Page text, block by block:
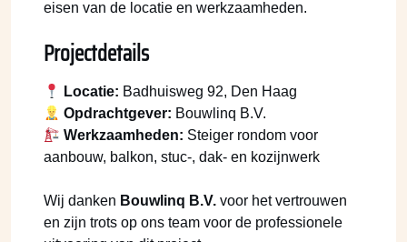
eisen van de locatie en werkzaamheden.
Projectdetails
Locatie: Badhuisweg 92, Den Haag
Opdrachtgever: Bouwlinq B.V.
Werkzaamheden: Steiger rondom voor
aanbouw, balkon, stuc-, dak- en kozijnwerk
Wij danken Bouwlinq B.V. voor het vertrouwen
en zijn trots op ons team voor de professionele